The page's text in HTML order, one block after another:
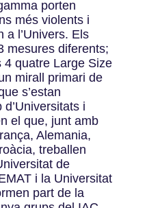
porten
més violents i
a l’Univers. Els
mesures diferents;
quatre Large Size
mirall primari de
s’estan
i
el que, junt amb
Alemania,
treballen
de
i la Universitat
part de la